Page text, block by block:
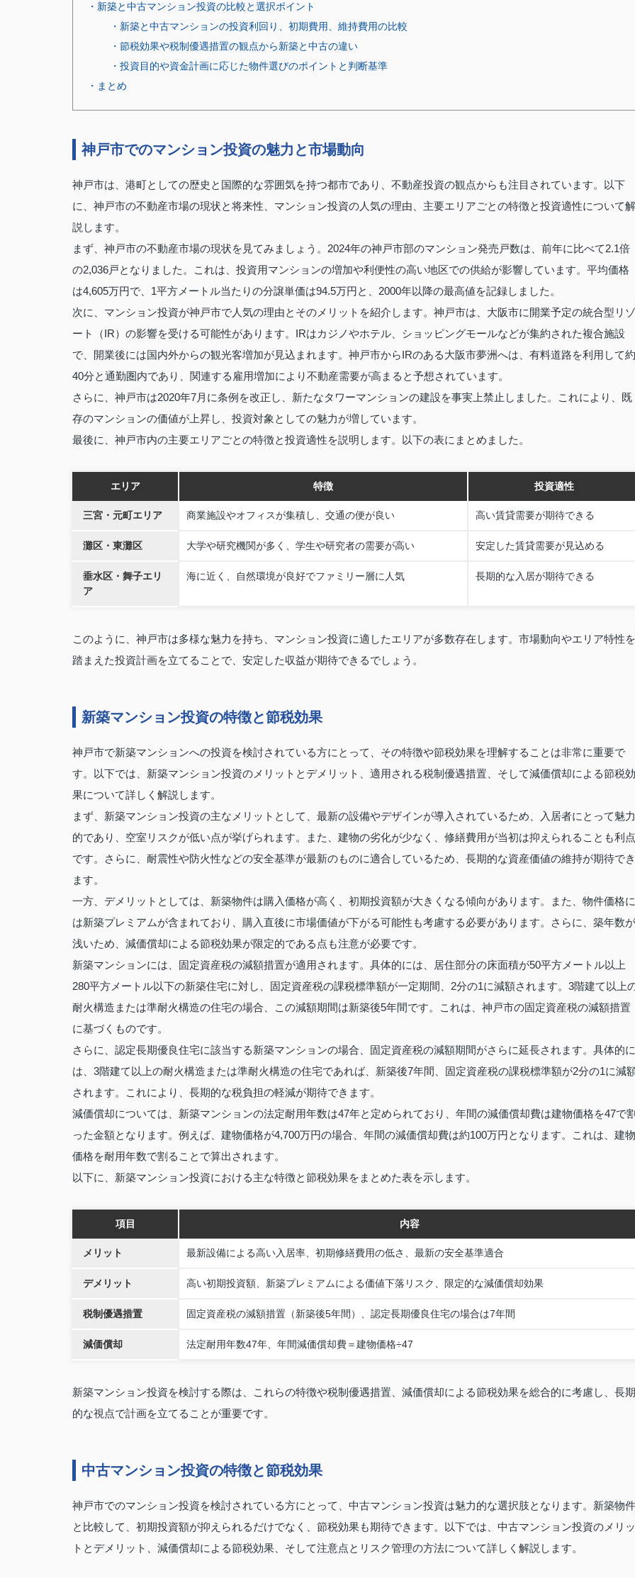
・新築と中古マンション投資の比較と選択ポイント
・新築と中古マンションの投資利回り、初期費用、維持費用の比較
・節税効果や税制優遇措置の観点から新築と中古の違い
・投資目的や資金計画に応じた物件選びのポイントと判断基準
・まとめ
神戸市でのマンション投資の魅力と市場動向
神戸市は、港町としての歴史と国際的な雰囲気を持つ都市であり、不動産投資の観点からも注目されています。以下
に、神戸市の不動産市場の現状と将来性、マンション投資の人気の理由、主要エリアごとの特徴と投資適性について解
説します。
まず、神戸市の不動産市場の現状を見てみましょう。2024年の神戸市部のマンション発売戸数は、前年に比べて2.1倍
の2,036戸となりました。これは、投資用マンションの増加や利便性の高い地区での供給が影響しています。平均価格
は4,605万円で、1平方メートル当たりの分譲単価は94.5万円と、2000年以降の最高値を記録しました。
次に、マンション投資が神戸市で人気の理由とそのメリットを紹介します。神戸市は、大阪市に開業予定の統合型リゾ
ート（IR）の影響を受ける可能性があります。IRはカジノやホテル、ショッピングモールなどが集約された複合施設
で、開業後には国内外からの観光客増加が見込まれます。神戸市からIRのある大阪市夢洲へは、有料道路を利用して約
40分と通勤圏内であり、関連する雇用増加により不動産需要が高まると予想されています。
さらに、神戸市は2020年7月に条例を改正し、新たなタワーマンションの建設を事実上禁止しました。これにより、既
存のマンションの価値が上昇し、投資対象としての魅力が増しています。
最後に、神戸市内の主要エリアごとの特徴と投資適性を説明します。以下の表にまとめました。
エリア 特徴 投資適性
三宮・元町エリア 商業施設やオフィスが集積し、交通の便が良い 高い賃貸需要が期待できる
灘区・東灘区 大学や研究機関が多く、学生や研究者の需要が高い 安定した賃貸需要が見込める
垂水区・舞子エリ
ア
海に近く、自然環境が良好でファミリー層に人気 長期的な入居が期待できる
このように、神戸市は多様な魅力を持ち、マンション投資に適したエリアが多数存在します。市場動向やエリア特性を
踏まえた投資計画を立てることで、安定した収益が期待できるでしょう。
新築マンション投資の特徴と節税効果
神戸市で新築マンションへの投資を検討されている方にとって、その特徴や節税効果を理解することは非常に重要で
す。以下では、新築マンション投資のメリットとデメリット、適用される税制優遇措置、そして減価償却による節税効
果について詳しく解説します。
まず、新築マンション投資の主なメリットとして、最新の設備やデザインが導入されているため、入居者にとって魅力
的であり、空室リスクが低い点が挙げられます。また、建物の劣化が少なく、修繕費用が当初は抑えられることも利点
です。さらに、耐震性や防火性などの安全基準が最新のものに適合しているため、長期的な資産価値の維持が期待でき
ます。
一方、デメリットとしては、新築物件は購入価格が高く、初期投資額が大きくなる傾向があります。また、物件価格に
は新築プレミアムが含まれており、購入直後に市場価値が下がる可能性も考慮する必要があります。さらに、築年数が
浅いため、減価償却による節税効果が限定的である点も注意が必要です。
新築マンションには、固定資産税の減額措置が適用されます。具体的には、居住部分の床面積が50平方メートル以上
280平方メートル以下の新築住宅に対し、固定資産税の課税標準額が一定期間、2分の1に減額されます。3階建て以上
耐火構造または準耐火構造の住宅の場合、この減額期間は新築後5年間です。これは、神戸市の固定資産税の減額措置
に基づくものです。
さらに、認定長期優良住宅に該当する新築マンションの場合、固定資産税の減額期間がさらに延長されます。具体的に
は、3階建て以上の耐火構造または準耐火構造の住宅であれば、新築後7年間、固定資産税の課税標準額が2分の1に減
されます。これにより、長期的な税負担の軽減が期待できます。
減価償却については、新築マンションの法定耐用年数は47年と定められており、年間の減価償却費は建物価格を47で
った金額となります。例えば、建物価格が4,700万円の場合、年間の減価償却費は約100万円となります。これは、建物
価格を耐用年数で割ることで算出されます。
以下に、新築マンション投資における主な特徴と節税効果をまとめた表を示します。
項目 内容
メリット 最新設備による高い入居率、初期修繕費用の低さ、最新の安全基準適合
デメリット 高い初期投資額、新築プレミアムによる価値下落リスク、限定的な減価償却効果
税制優遇措置 固定資産税の減額措置（新築後5年間）、認定長期優良住宅の場合は7年間
減価償却 法定耐用年数47年、年間減価償却費＝建物価格÷47
新築マンション投資を検討する際は、これらの特徴や税制優遇措置、減価償却による節税効果を総合的に考慮し、長期
的な視点で計画を立てることが重要です。
中古マンション投資の特徴と節税効果
神戸市でのマンション投資を検討されている方にとって、中古マンション投資は魅力的な選択肢となります。新築物件
と比較して、初期投資額が抑えられるだけでなく、節税効果も期待できます。以下では、中古マンション投資のメリッ
トとデメリット、減価償却による節税効果、そして注意点とリスク管理の方法について詳しく解説します。